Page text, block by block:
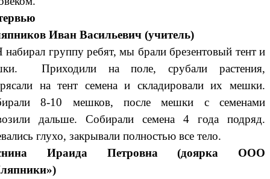
Иван Васильевич (учитель)
группу ребят, мы брали брезентовый тент и
Приходили на поле, срубали растения,
на тент семена и складировали их мешки.
8-10 мешков, после мешки с семенами
дальше. Собирали семена 4 года подряд.
глухо, закрывали полностью все тело.
Ираида Петровна (доярка ООО